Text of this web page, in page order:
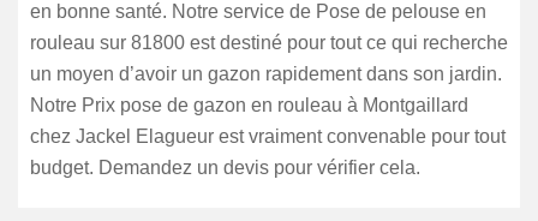
en bonne santé. Notre service de Pose de pelouse en
rouleau sur 81800 est destiné pour tout ce qui recherche
un moyen d’avoir un gazon rapidement dans son jardin.
Notre Prix pose de gazon en rouleau à Montgaillard
chez Jackel Elagueur est vraiment convenable pour tout
budget. Demandez un devis pour vérifier cela.